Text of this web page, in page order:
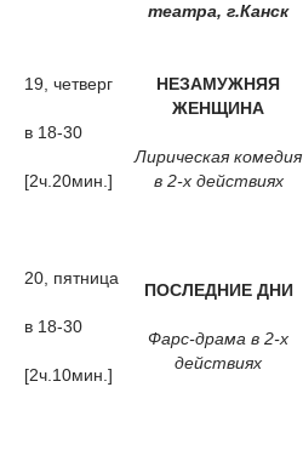
театра, г.Канск
19, четверг
в 18-30
[2ч.20мин.]
НЕЗАМУЖНЯЯ
ЖЕНЩИНА
Лирическая комедия
в 2-х действиях
20, пятница
в 18-30
[2ч.10мин.]
ПОСЛЕДНИЕ ДНИ
Фарс-драма в 2-х
действиях